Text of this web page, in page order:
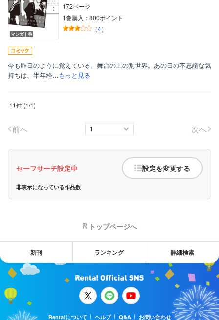
マンガ｜巻
172ページ
1巻購入：800ポイント
（4）
今も昨日のように覚えている。舞台の上の別世界。あの日の不思議な気
持ちは、半年経…もっと見る
11件 (1/1)
前へ 次へ
セーフサーチ設定中 設定を変更する
非表示になっている作品数
トップページへ
新刊 ランキング 詳細検索
Renta!について ヘルプ Q&A お問い合わせ